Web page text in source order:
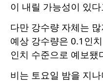
이 내릴 가능성이 있
다만 강수량 자체는
예상 강수량은 0.1인
인치 수준으로 예보됐
비는 토요일 밤을 지